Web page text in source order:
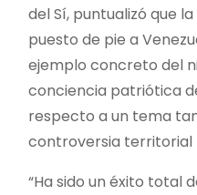
del Sí, puntualizó que
puesto de pie a
ejemplo concreto del
conciencia patriótica
respecto a un tema
controversia territorial
“Ha sido un éxito total